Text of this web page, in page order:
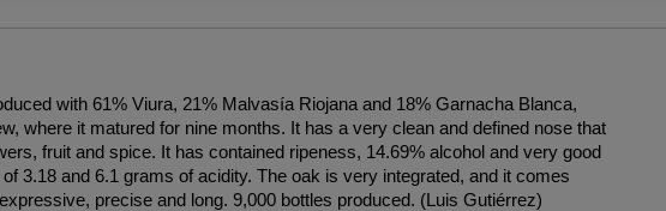
with 61% Viura, 21% Malvasía Riojana and 18% Garnacha Blanca,
where it matured for nine months. It has a very clean and defined nose that
fruit and spice. It has contained ripeness, 14.69% alcohol and very good
3.18 and 6.1 grams of acidity. The oak is very integrated, and it comes
precise and long. 9,000 bottles produced. (Luis Gutiérrez)